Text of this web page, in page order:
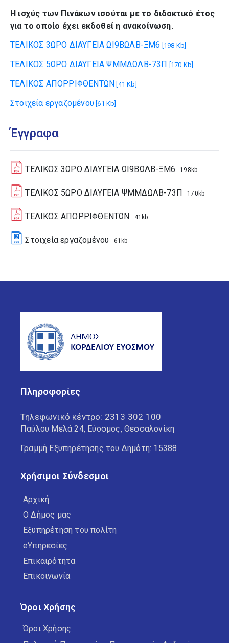
Η ισχύς των Πινάκων ισούται με το διδακτικό έτος
για το οποίο έχει εκδοθεί η ανακοίνωση.
ΤΕΛΙΚΟΣ 3ΩΡΟ ΔΙΑΥΓΕΙΑ ΩΙ9ΒΩΛΒ-ΞΜ6 [198 Kb]
ΤΕΛΙΚΟΣ 5ΩΡΟ ΔΙΑΥΓΕΙΑ ΨΜΜΔΩΛΒ-73Π [170 Kb]
ΤΕΛΙΚΟΣ ΑΠΟΡΡΙΦΘΕΝΤΩΝ [41 Kb]
Στοιχεία εργαζομένου [61 Kb]
Έγγραφα
ΤΕΛΙΚΟΣ 3ΩΡΟ ΔΙΑΥΓΕΙΑ ΩΙ9ΒΩΛΒ-ΞΜ6 198kb
ΤΕΛΙΚΟΣ 5ΩΡΟ ΔΙΑΥΓΕΙΑ ΨΜΜΔΩΛΒ-73Π 170kb
ΤΕΛΙΚΟΣ ΑΠΟΡΡΙΦΘΕΝΤΩΝ 41kb
Στοιχεία εργαζομένου 61kb
Πληροφορίες
Τηλεφωνικό κέντρο: 2313 302 100
Παύλου Μελά 24, Εύοσμος, Θεσσαλονίκη
Γραμμή Εξυπηρέτησης του Δημότη: 15388
Χρήσιμοι Σύνδεσμοι
Αρχική
Ο Δήμος μας
Εξυπηρέτηση του πολίτη
eΥπηρεσίες
Επικαιρότητα
Επικοινωνία
Όροι Χρήσης
Όροι Χρήσης